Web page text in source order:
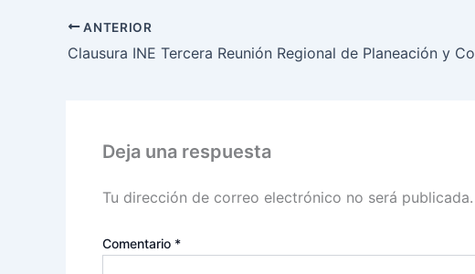
ANTERIOR
Deja una respuesta
Tu dirección de correo electrónico no será publicada.
Comentario *